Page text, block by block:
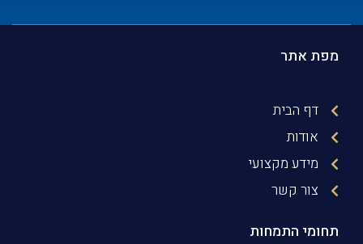
מפת אתר
דף הבית
אודות
מידע מקצועי
צור קשר
תחומי התמחות